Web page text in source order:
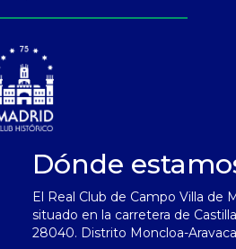
Dónde
El Real Club de Campo Villa de
situado en la carretera de
28040. Distrito Moncloa-